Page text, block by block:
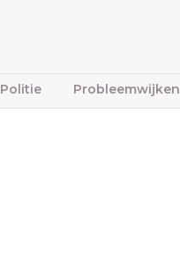
Politie Probleemwijken